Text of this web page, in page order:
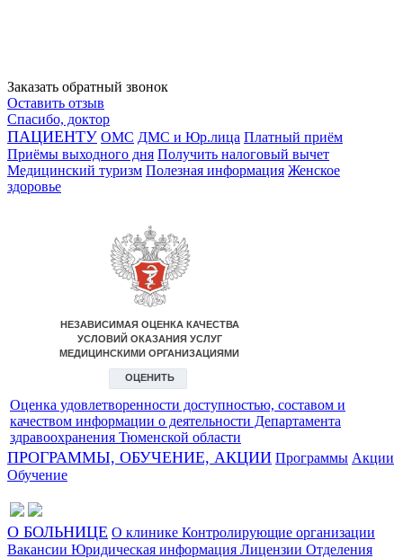
Заказать обратный звонок
Оставить отзыв
Спасибо, доктор
ПАЦИЕНТУ ОМС ДМС и Юр.лица Платный приём
Приёмы выходного дня Получить налоговый вычет
Медицинский туризм Полезная информация Женское
здоровье
Оценка удовлетворенности доступностью, составом и
качеством информации о деятельности Департамента
здравоохранения Тюменской области
ПРОГРАММЫ, ОБУЧЕНИЕ, АКЦИИ Программы Акции
Обучение
О БОЛЬНИЦЕ О клинике Контролирующие организации
Вакансии Юридическая информация Лицензии Отделения